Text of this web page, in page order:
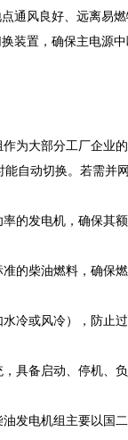
点通风良好、远离易
换装置，确保主电源
大部分工厂企业
能自动切换。若需
发电机，确保其
的柴油燃料，确保
冷或风冷），防止
具备启动、停机、
电机组主要以国